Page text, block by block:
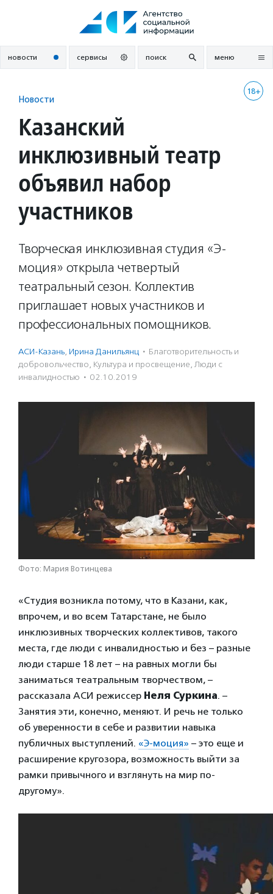
новости сервисы поиск меню
18+
Новости
Казанский
инклюзивный театр
объявил набор
участников
Творческая инклюзивная студия «Э-
моция» открыла четвертый
театральный сезон. Коллектив
приглашает новых участников и
профессиональных помощников.
АСИ-Казань, Ирина Данильянц · Благотвори­тель­ность и
доброволь­чест­во, Культура и просвещение, Люди с
инвалидностью · 02.10.2019
Фото: Мария Вотинцева
«Студия возникла потому, что в Казани, как,
впрочем, и во всем Татарстане, не было
инклюзивных творческих коллективов, такого
места, где люди с инвалидностью и без – разные
люди старше 18 лет – на равных могли бы
заниматься театральным творчеством, –
рассказала АСИ режиссер Неля Суркина. –
Занятия эти, конечно, меняют. И речь не только
об уверенности в себе и развитии навыка
публичных выступлений. «Э-моция» – это еще и
расширение кругозора, возможность выйти за
рамки привычного и взглянуть на мир по-
другому».